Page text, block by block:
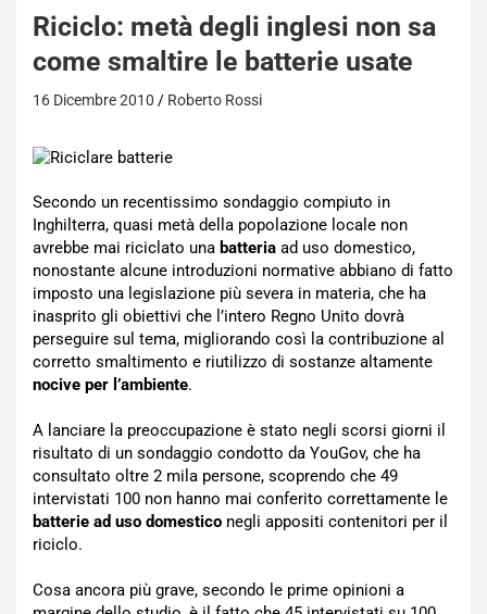
Riciclo: metà degli inglesi non sa
come smaltire le batterie usate
16 Dicembre 2010 Roberto Rossi
Secondo un recentissimo sondaggio compiuto in
Inghilterra, quasi metà della popolazione locale non
avrebbe mai riciclato una batteria ad uso domestico,
nonostante alcune introduzioni normative abbiano di fatto
imposto una legislazione più severa in materia, che ha
inasprito gli obiettivi che l’intero Regno Unito dovrà
perseguire sul tema, migliorando così la contribuzione al
corretto smaltimento e riutilizzo di sostanze altamente
nocive per l’ambiente.
A lanciare la preoccupazione è stato negli scorsi giorni il
risultato di un sondaggio condotto da YouGov, che ha
consultato oltre 2 mila persone, scoprendo che 49
intervistati 100 non hanno mai conferito correttamente le
batterie ad uso domestico negli appositi contenitori per il
riciclo.
Cosa ancora più grave, secondo le prime opinioni a